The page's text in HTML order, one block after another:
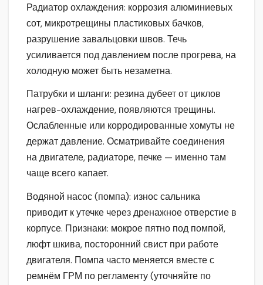
Радиатор охлаждения: коррозия алюминиевых
сот, микротрещины пластиковых бачков,
разрушение завальцовки швов. Течь
усиливается под давлением после прогрева, на
холодную может быть незаметна.
Патрубки и шланги: резина дубеет от циклов
нагрев-охлаждение, появляются трещины.
Ослабленные или корродированные хомуты не
держат давление. Осматривайте соединения
на двигателе, радиаторе, печке — именно там
чаще всего капает.
Водяной насос (помпа): износ сальника
приводит к утечке через дренажное отверстие в
корпусе. Признаки: мокрое пятно под помпой,
люфт шкива, посторонний свист при работе
двигателя. Помпа часто меняется вместе с
ремнём ГРМ по регламенту (уточняйте по